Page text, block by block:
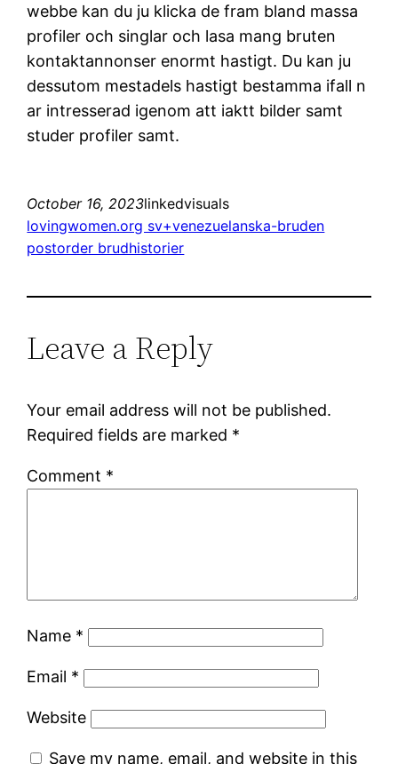
webbe kan du ju klicka de fram bland massa
profiler och singlar och lasa mang bruten
kontaktannonser enormt hastigt. Du kan ju
dessutom mestadels hastigt bestamma ifall n
ar intresserad igenom att iaktt bilder samt
studer profiler samt.
October 16, 2023linkedvisuals
lovingwomen.org sv+venezuelanska-bruden
postorder brudhistorier
Leave a Reply
Your email address will not be published.
Required fields are marked *
Comment *
Name *
Email *
Website
Save my name, email, and website in this